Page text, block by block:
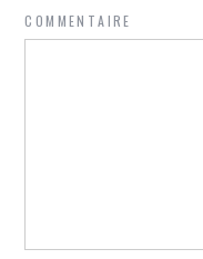
COMMENTAIRE